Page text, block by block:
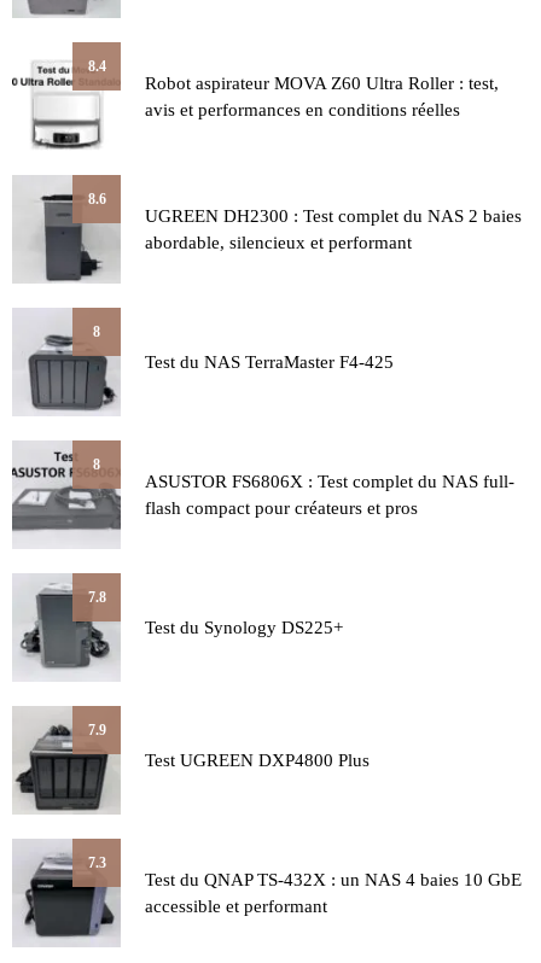
8.4
Robot aspirateur MOVA Z60 Ultra Roller : test,
avis et performances en conditions réelles
8.6
UGREEN DH2300 : Test complet du NAS 2 baies
abordable, silencieux et performant
8
Test du NAS TerraMaster F4-425
8
ASUSTOR FS6806X : Test complet du NAS full-
flash compact pour créateurs et pros
7.8
Test du Synology DS225+
7.9
Test UGREEN DXP4800 Plus
7.3
Test du QNAP TS-432X : un NAS 4 baies 10 GbE
accessible et performant